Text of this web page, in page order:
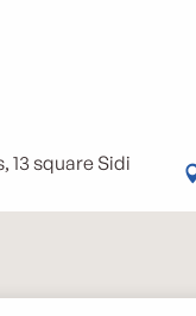
13 square Sidi